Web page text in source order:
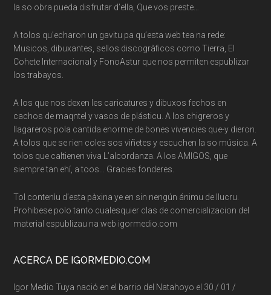
la so obra pueda disfrutar d’ella, Que vos preste…
A tolos qu’echaron un gavitu pa qu’esta web tea na rede:
Musicos, dibuxantes, sellos discogràficos como Tierra, El
Cohete Internacional y FonoAstur que nos permiten espublizar
los trabayos.
A los que nos dexen les caricatures y dibuxos fechos en
cachos de maqntel y vasos de plásticu. A los chigreros y
llagareros pola cantida enorme de bones vivencies que-y dieron.
A tolos que se rien coles sos viñetes y escuchen la so música. A
tolos que caltienen viva L’alcordanza. A los AMIGOS, que
siempre tan ehí, a toos… Gracies fonderes.
Tol contenìu d’esta pàxina ye en sin nengún ánimu de llucru.
Prohibese polo tanto cualesquier clas de comercializacion del
material espublizau na web igormedio.com
ACERCA DE IGORMEDIO.COM
Igor Medio Tuya nació en el barrio del Natahoyo el 30 / 01 /